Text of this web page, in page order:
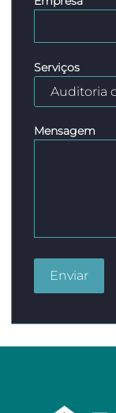
Serviços
Mensagem